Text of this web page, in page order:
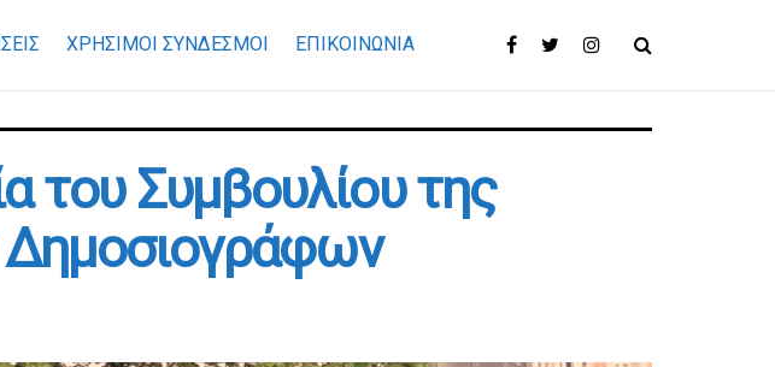
ΧΡΉΣΙΜΟΙ ΣΎΝΔΕΣΜΟΙ ΕΠΙΚΟΙΝΩΝΊΑ
του Συμβουλίου της